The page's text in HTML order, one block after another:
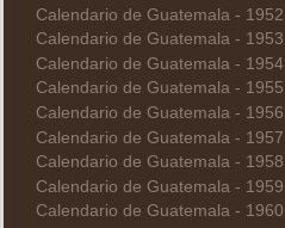
Calendario de Guatemala - 1952
Calendario de Guatemala - 1953
Calendario de Guatemala - 1954
Calendario de Guatemala - 1955
Calendario de Guatemala - 1956
Calendario de Guatemala - 1957
Calendario de Guatemala - 1958
Calendario de Guatemala - 1959
Calendario de Guatemala - 1960